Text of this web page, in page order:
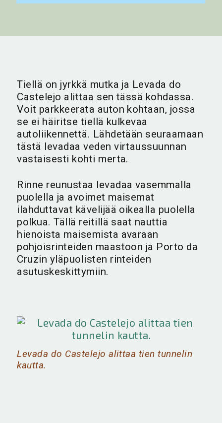
Tiellä on jyrkkä mutka ja Levada do
Castelejo alittaa sen tässä kohdassa.
Voit parkkeerata auton kohtaan, jossa
se ei häiritse tiellä kulkevaa
autoliikennettä. Lähdetään seuraamaan
tästä levadaa veden virtaussuunnan
vastaisesti kohti merta.
Rinne reunustaa levadaa vasemmalla
puolella ja avoimet maisemat
ilahduttavat kävelijää oikealla puolella
polkua. Tällä reitillä saat nauttia
hienoista maisemista avaraan
pohjoisrinteiden maastoon ja Porto da
Cruzin yläpuolisten rinteiden
asutuskeskittymiin.
Levada do Castelejo alittaa tien tunnelin
kautta.